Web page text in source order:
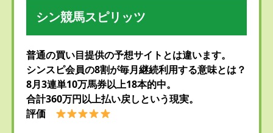
シン競馬スピリッツ
普通の買い目提供の予想サイトとは違います。
シンスピ会員の8割が毎月継続利用する意味とは？
8月3連単10万馬券以上18本的中。
合計360万円以上払い戻しという現実。
評価